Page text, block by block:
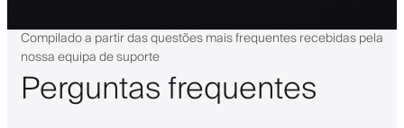
Compilado a partir das questões mais frequentes recebidas pela
nossa equipa de suporte
Perguntas frequentes